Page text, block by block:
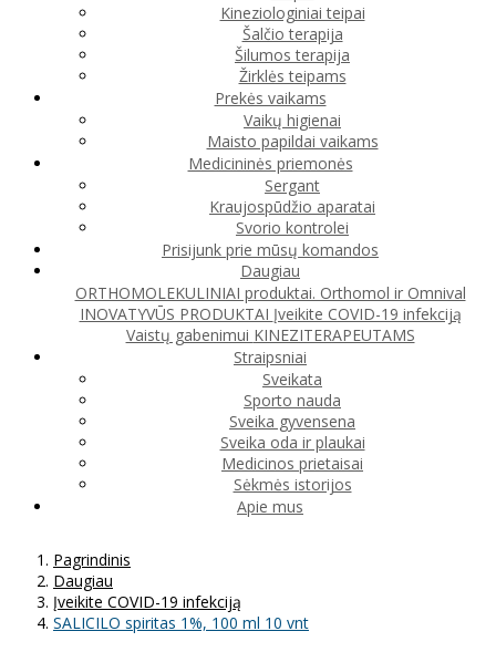
Kineziologiniai teipai
Šalčio terapija
Šilumos terapija
Žirklės teipams
Prekės vaikams
Vaikų higienai
Maisto papildai vaikams
Medicininės priemonės
Sergant
Kraujospūdžio aparatai
Svorio kontrolei
Prisijunk prie mūsų komandos
Daugiau
ORTHOMOLEKULINIAI produktai. Orthomol ir Omnival
INOVATYVŪS PRODUKTAI Įveikite COVID-19 infekciją
Vaistų gabenimui KINEZITERAPEUTAMS
Straipsniai
Sveikata
Sporto nauda
Sveika gyvensena
Sveika oda ir plaukai
Medicinos prietaisai
Sėkmės istorijos
Apie mus
Pagrindinis
Daugiau
Įveikite COVID-19 infekciją
SALICILO spiritas 1%, 100 ml 10 vnt